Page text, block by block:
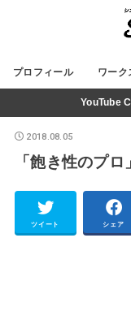
プロフィール ワーク
YouTube
2018.08.05
「飽き性のプ
ツイート シェア